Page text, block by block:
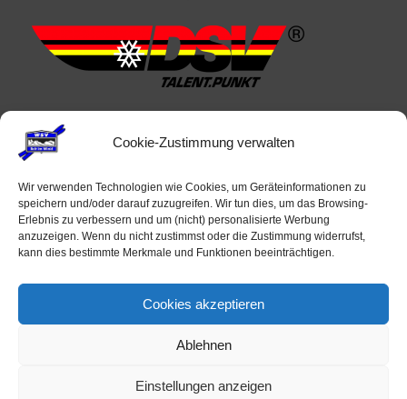
Cookie-Zustimmung verwalten
Wir verwenden Technologien wie Cookies, um Geräteinformationen zu
speichern und/oder darauf zuzugreifen. Wir tun dies, um das Browsing-
Erlebnis zu verbessern und um (nicht) personalisierte Werbung
anzuzeigen. Wenn du nicht zustimmst oder die Zustimmung widerrufst,
kann dies bestimmte Merkmale und Funktionen beeinträchtigen.
Cookies akzeptieren
Ablehnen
Einstellungen anzeigen
Veranstaltungen
Keine Veranstaltungen